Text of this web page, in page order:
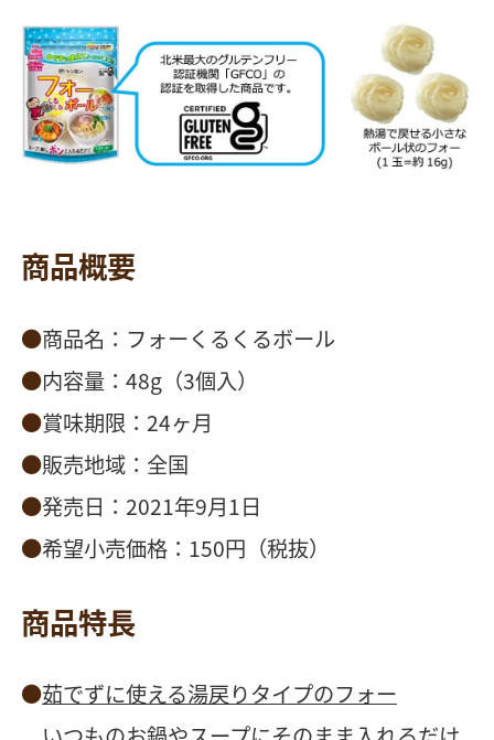
商品概要
商品名：フォーくるくるボール
内容量：48g（3個入）
賞味期限：24ヶ月
販売地域：全国
発売日：2021年9月1日
希望小売価格：150円（税抜）
商品特長
茹でずに使える湯戻りタイプのフォー